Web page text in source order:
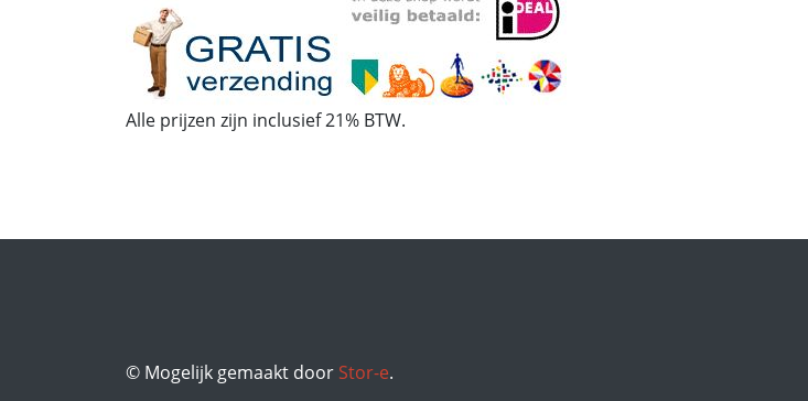
Alle prijzen zijn inclusief 21% BTW.
© Mogelijk gemaakt door Stor-e.